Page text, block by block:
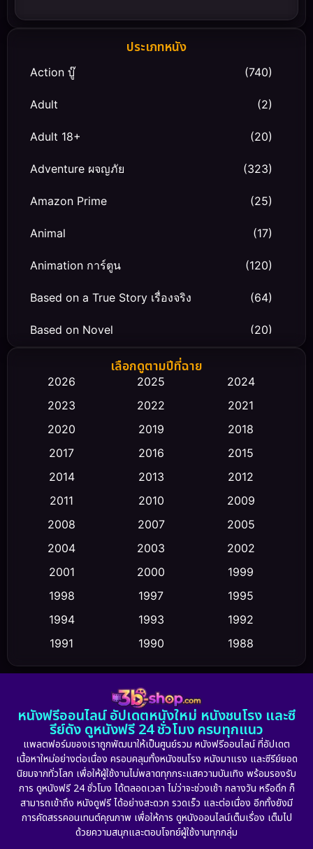
ประเภทหนัง
Action บู๊ (740)
Adult (2)
Adult 18+ (20)
Adventure ผจญภัย (323)
Amazon Prime (25)
Animal (17)
Animation การ์ตูน (120)
Based on a True Story เรื่องจริง (64)
Based on Novel (20)
Biography ชีวิตจริง
Classic หนังคลาสสิก (23)
Comedy ตลก (475)
Conspiracy
Crime อาชญากรรม (355)
Culture (23)
Dance เต้น
Detective สืบสวน (5)
Detective สืบสวน (56)
Disaster (10)
Disney+ (24)
เลือกดูตามปีที่ฉาย
2026 2025
2024
2023
2022
2021
2020
2019
2018
2017
2016
2015
2014
2013
2012
2011
2010
2009
2008
2007
2005
2004
2003
2002
2001
2000
1999
1998
1997
1995
1994
1993
1992
1991
1990
1988
1986
1985
1983
1981
1974
1971 1962
หนังฟรีออนไลน์ อัปเดตหนังใหม่ หนังชนโรง และซี
รีย์ดัง ดูหนังฟรี 24 ชั่วโมง ครบทุกแนว
แพลตฟอร์มของเราถูกพัฒนาให้เป็นศูนย์รวม หนังฟรีออนไลน์ ที่อัปเดต
เนื้อหาใหม่อย่างต่อเนื่อง ครอบคลุมทั้งหนังชนโรง หนังมาแรง และซีรีย์ยอด
นิยมจากทั่วโลก เพื่อให้ผู้ใช้งานไม่พลาดทุกกระแสความบันเทิง พร้อมรองรับ
การ ดูหนังฟรี 24 ชั่วโมง ได้ตลอดเวลา ไม่ว่าจะช่วงเช้า กลางวัน หรือดึก ก็
สามารถเข้าถึง หนังดูฟรี ได้อย่างสะดวก รวดเร็ว และต่อเนื่อง อีกทั้งยังมี
การคัดสรรคอนเทนต์คุณภาพ เพื่อให้การ ดูหนังออนไลน์เต็มเรื่อง เต็มไป
ด้วยความสนุกและตอบโจทย์ผู้ใช้งานทุกกลุ่ม